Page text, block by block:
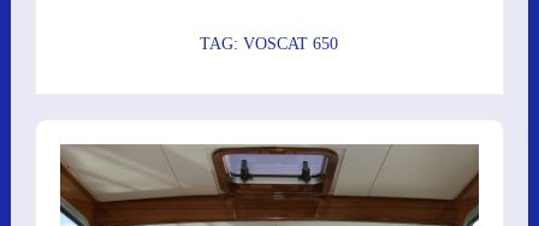
TAG: VOSCAT 650